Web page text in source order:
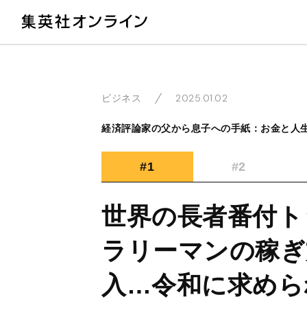
ビジネス 2025.01.02
経済評論家の父から息子への手紙：お金と人
#1 #2
世界の長者番付
ラリーマンの稼
入…令和に求め